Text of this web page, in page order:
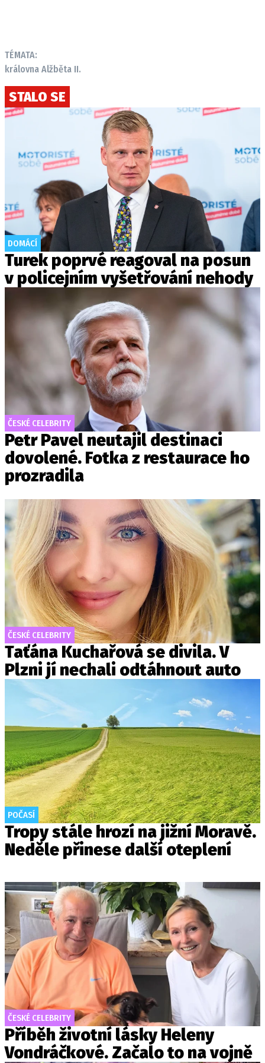
TÉMATA:
královna Alžběta II.
STALO SE
DOMÁCÍ
Turek poprvé reagoval na posun
v policejním vyšetřování nehody
ČESKÉ CELEBRITY
Petr Pavel neutajil destinaci
dovolené. Fotka z restaurace ho
prozradila
ČESKÉ CELEBRITY
Taťána Kuchařová se divila. V
Plzni jí nechali odtáhnout auto
POČASÍ
Tropy stále hrozí na jižní Moravě.
Neděle přinese další oteplení
ČESKÉ CELEBRITY
Příběh životní lásky Heleny
Vondráčkové. Začalo to na vojně